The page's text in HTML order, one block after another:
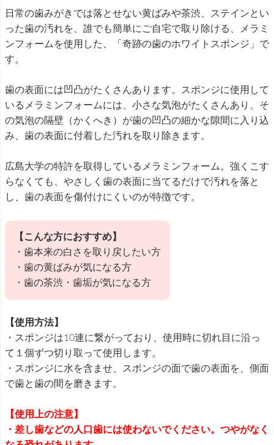
日常の歯みがきでは落とせない黄ばみや茶渋、ステインとい
った歯の汚れを、誰でも簡単にご自宅で取り除ける、メラミ
ンフォームを使用した、「奇跡の歯のホワイトスポンジ」で
す。
歯の表面には凹凸がたくさんあります。スポンジに使用して
いるメラミンフォームには、小さな気泡がたくさんあり、そ
の気泡の隔壁（かくへき）が歯の凹凸の細かな隙間に入り込
み、歯の表面に付着した汚れを取り除きます。
広島大学の特許を取得しているメラミンフォーム。強くこす
らなくても、やさしく歯の表面に当てるだけで汚れを落と
し、歯の表面を傷付けにくいのが特徴です。
【こんな方におすすめ】
・歯本来の白さを取り戻したい方
・歯の黄ばみが気になる方
・歯の茶渋・歯垢が気になる方
【使用方法】
・スポンジは10連に繋がっており、使用時に切れ目に沿っ
て１個ずつ切り取って使用します。
・スポンジに水を含ませ、スポンジの面で歯の表面を、側面
で歯と歯の間を磨きます。
【使用上の注意】
・差し歯などの人口歯には使わないでください。つやがなく